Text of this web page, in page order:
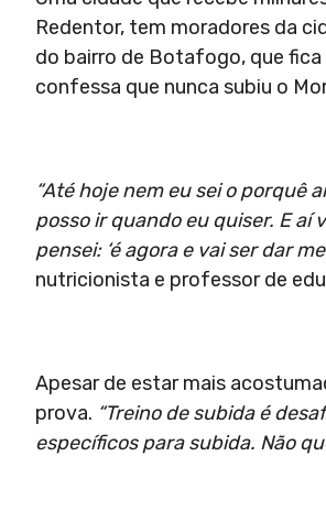
Redentor, tem moradores da
do bairro de Botafogo, que
confessa que nunca subiu o
“Até hoje nem eu sei o porquê
posso ir quando eu quiser. E aí
pensei: ‘é agora e vai ser dar
nutricionista e professor de
Apesar de estar mais
prova. “Treino de subida é
específicos para subida. Não